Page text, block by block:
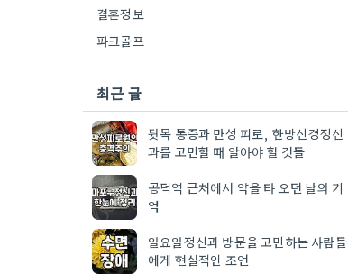
결혼정보
파크골프
최근 글
뒷목 통증과 만성 피로, 한방신경정신
과를 고민할 때 알아야 할 것들
공덕역 근처에서 약을 타 오던 날의 기
억
일요일정신과 방문을 고민하는 사람들
에게 현실적인 조언